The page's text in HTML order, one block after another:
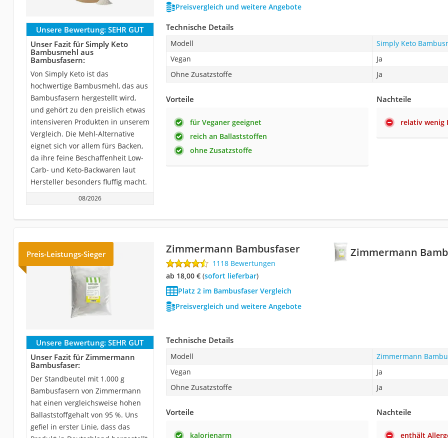
Preisvergleich und weitere Angebote
Unsere Bewertung: SEHR GUT
Unser Fazit für Simply Keto
Bambusmehl aus
Bambusfasern:
Von Simply Keto ist das
hochwertige Bambusmehl, das aus
Bambusfasern hergestellt wird,
und gehört zu den preislich etwas
intensiveren Produkten in unserem
Vergleich. Die Mehl-Alternative
eignet sich vor allem fürs Backen,
da ihre feine Beschaffenheit Low-
Carb- und Keto-Backwaren laut
Hersteller besonders fluffig macht.
08/2026
Technische Details
Modell
Simply Keto
Vegan
Ja
Ohne Zusatzstoffe
Ja
Vorteile
für Veganer geeignet
reich an Ballaststoffen
ohne Zusatzstoffe
Nachteile
relativ wenig
Zimmermann
Preis-Leistungs-Sieger Zimmermann Bambusfaser
1118 Bewertungen
ab 18,00 €( Sofort lieferbar)
Platz 2 im Bambusfaser Vergleich
Preisvergleich und weitere Angebote
Unsere Bewertung: SEHR GUT
Unser Fazit für Zimmermann
Bambusfaser:
Der Standbeutel mit 1.000 g
Bambusfasern von Zimmermann
hat einen vergleichsweise hohen
Ballaststoffgehalt von 95 %. Uns
gefiel in erster Linie, dass das
Technische Details
Modell
Zimmermann
Vegan
Ja
Ohne Zusatzstoffe
Ja
Vorteile
kalorienarm
Nachteile
enthält